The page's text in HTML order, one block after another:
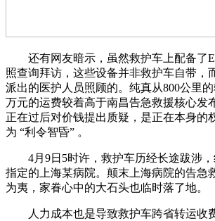
还有网友暗示，虽然救护车上配备了
照查询拜访，这些设备并非救护车自带，
派出的医护人员照顾的。纯真从800公里
万元的运费较着高于南昌告急救援核心发
正在过后对价钱提出质疑，是正在本身的
为 “利令智昏” 。
4月9日5时许，救护车历经长途跋涉，
指定的上海某病院。颠末上海病院的告急
为夷，家眷心中的大石头也临时落了地。
人力成本也是导致救护车跨省转运收费